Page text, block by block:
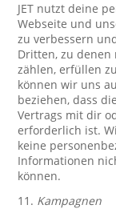
JET nutzt deine
Webseite und
zu verbessern
Dritten, zu denen
zählen, erfüllen
können wir uns
beziehen, dass
Vertrags mit dir
erforderlich ist.
keine
Informationen
können.
11. Kampagnen